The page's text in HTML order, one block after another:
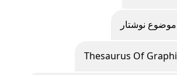
موضوع نوشتار
Thesaurus Of